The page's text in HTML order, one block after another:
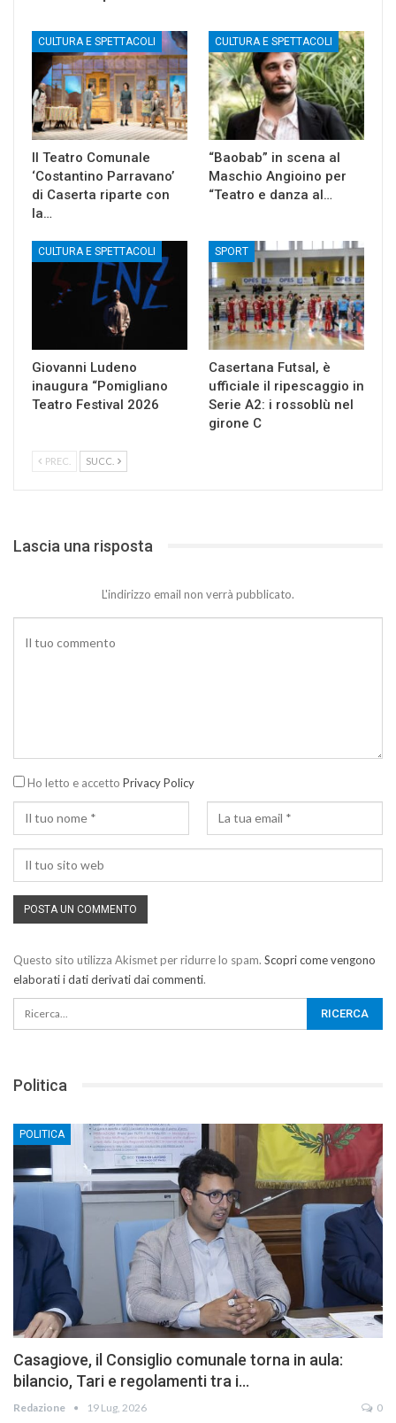
CULTURA E SPETTACOLI
Il Teatro Comunale
‘Costantino Parravano’
di Caserta riparte con
la…
CULTURA E SPETTACOLI
“Baobab” in scena al
Maschio Angioino per
“Teatro e danza al…
CULTURA E SPETTACOLI
Giovanni Ludeno
inaugura “Pomigliano
Teatro Festival 2026
SPORT
Casertana Futsal, è
ufficiale il ripescaggio in
Serie A2: i rossoblù nel
girone C
PREC. SUCC.
Lascia una risposta
L'indirizzo email non verrà pubblicato.
Ho letto e accetto Privacy Policy
Questo sito utilizza Akismet per ridurre lo spam. Scopri come vengono
elaborati i dati derivati dai commenti.
Politica
POLITICA
Casagiove, il Consiglio comunale torna in aula:
bilancio, Tari e regolamenti tra i…
Redazione 19 Lug, 2026 0